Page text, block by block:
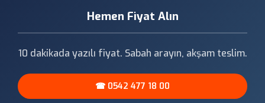
Hemen Fiyat Alın
10 dakikada yazılı fiyat. Sabah arayın, akşam teslim.
☎ 0542 477 18 00